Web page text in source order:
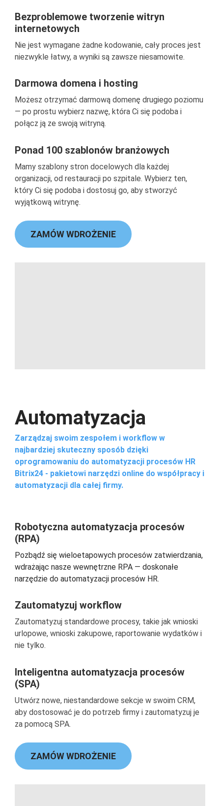
Bezproblemowe tworzenie witryn
internetowych
Nie jest wymagane żadne kodowanie, cały proces jest
niezwykle łatwy, a wyniki są zawsze niesamowite.
Darmowa domena i hosting
Możesz otrzymać darmową domenę drugiego poziomu
— po prostu wybierz nazwę, która Ci się podoba i
połącz ją ze swoją witryną.
Ponad 100 szablonów branżowych
Mamy szablony stron docelowych dla każdej
organizacji, od restauracji po szpitale. Wybierz ten,
który Ci się podoba i dostosuj go, aby stworzyć
wyjątkową witrynę.
ZAMÓW WDROŻENIE
Automatyzacja
Zarządzaj swoim zespołem i workflow w
najbardziej skuteczny sposób dzięki
oprogramowaniu do automatyzacji procesów HR
Bitrix24 - pakietowi narzędzi online do współpracy i
automatyzacji dla całej firmy.
Robotyczna automatyzacja procesów
(RPA)
Pozbądź się wieloetapowych procesów zatwierdzania,
wdrażając nasze wewnętrzne RPA — doskonałe
narzędzie do automatyzacji procesów HR.
Zautomatyzuj workflow
Zautomatyzuj standardowe procesy, takie jak wnioski
urlopowe, wnioski zakupowe, raportowanie wydatków i
nie tylko.
Inteligentna automatyzacja procesów
(SPA)
Utwórz nowe, niestandardowe sekcje w swoim CRM,
aby dostosować je do potrzeb firmy i zautomatyzuj je
za pomocą SPA.
ZAMÓW WDROŻENIE